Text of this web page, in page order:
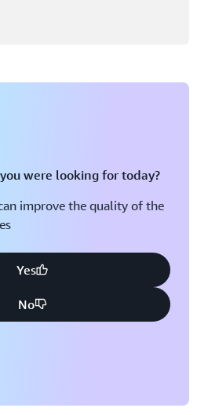
were looking for today?
improve the quality of the
Yes
No